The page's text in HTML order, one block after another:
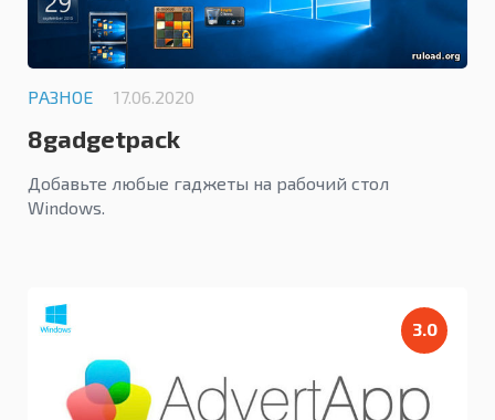
РАЗНОЕ 17.06.2020
8gadgetpack
Добавьте любые гаджеты на рабочий стол
Windows.
3.0